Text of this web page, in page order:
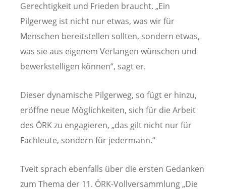
Gerechtigkeit und Frieden braucht. „Ein
Pilgerweg ist nicht nur etwas, was wir für
Menschen bereitstellen sollten, sondern etwas,
was sie aus eigenem Verlangen wünschen und
bewerkstelligen können“, sagt er.
Dieser dynamische Pilgerweg, so fügt er hinzu,
eröffne neue Möglichkeiten, sich für die Arbeit
des ÖRK zu engagieren, „das gilt nicht nur für
Fachleute, sondern für jedermann.“
Tveit sprach ebenfalls über die ersten Gedanken
zum Thema der 11. ÖRK-Vollversammlung „Die